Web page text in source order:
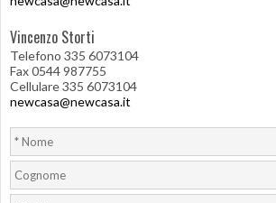
Vincenzo Storti
Telefono 335 6073104
Fax 0544 987755
Cellulare 335 6073104
newcasa@newcasa.it